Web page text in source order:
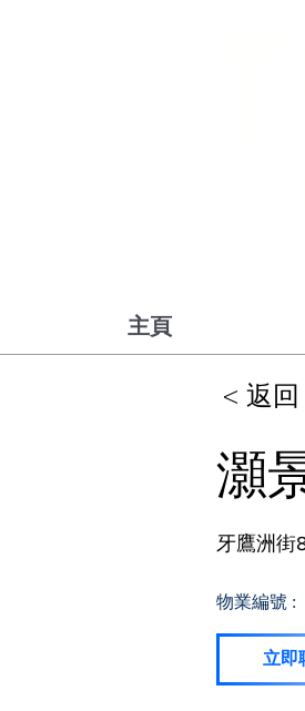
< 返回
灝
牙鷹洲街
物業編號 :
立即
主頁